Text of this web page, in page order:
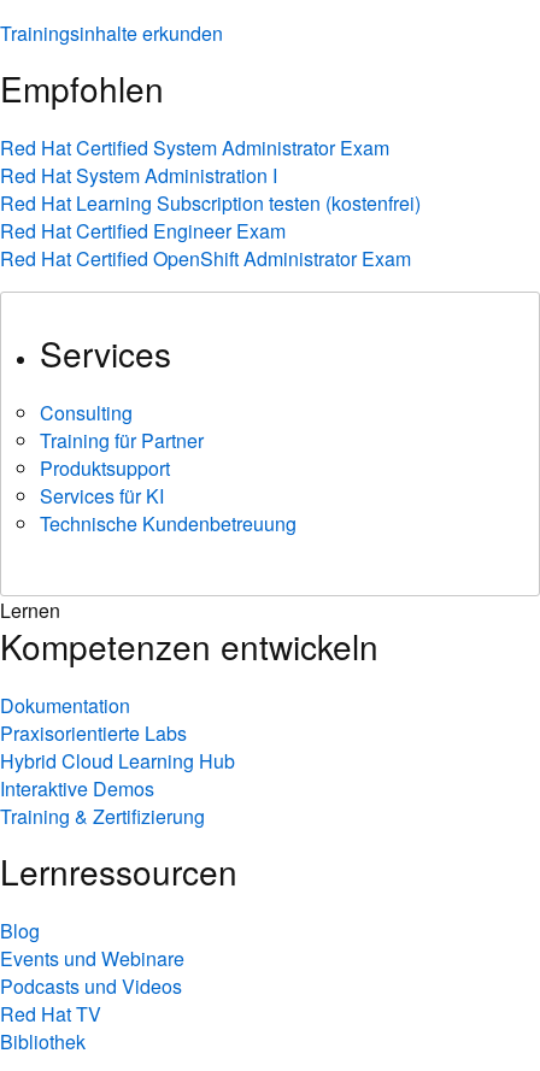
Trainingsinhalte erkunden
Empfohlen
Red Hat Certified System Administrator Exam
Red Hat System Administration I
Red Hat Learning Subscription testen (kostenfrei)
Red Hat Certified Engineer Exam
Red Hat Certified OpenShift Administrator Exam
Services
Consulting
Training für Partner
Produktsupport
Services für KI
Technische Kundenbetreuung
Lernen
Kompetenzen entwickeln
Dokumentation
Praxisorientierte Labs
Hybrid Cloud Learning Hub
Interaktive Demos
Training & Zertifizierung
Lernressourcen
Blog
Events und Webinare
Podcasts und Videos
Red Hat TV
Bibliothek